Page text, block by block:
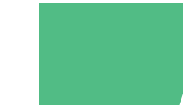
Pacotes de